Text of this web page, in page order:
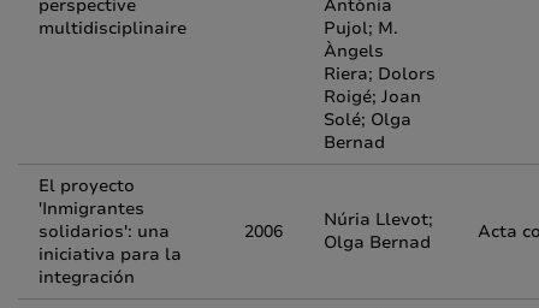
perspective
multidisciplinaire
Antònia
Pujol; M.
Àngels
Riera; Dolors
Roigé; Joan
Solé; Olga
Bernad
El proyecto
'Inmigrantes
solidarios': una
iniciativa para la
integración
2006
Núria Llevot;
Olga Bernad
Acta